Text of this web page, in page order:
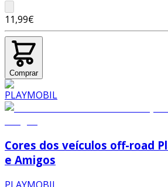
11,99€
Comprar
Cores dos veículos off-road
e Amigos